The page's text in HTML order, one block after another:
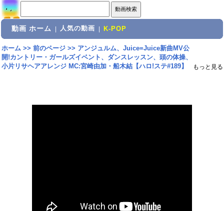
動画 ホーム 人気の動画 K-POP
ホーム>> 前のページ>> アンジュルム、Juice=Juice新曲MV公
開!カントリー・ガールズイベント、ダンスレッスン、頭の体操、
小片リサヘアアレンジ MC:宮崎由加・船木結【ハロ!ステ#189】
もっと見る